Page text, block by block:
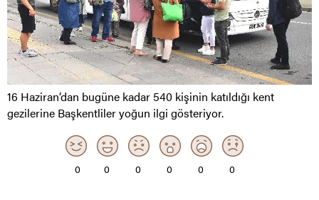
16 Haziran’dan bugüne kadar 540 kişinin katıldığı kent
gezilerine Başkentliler yoğun ilgi gösteriyor.
0 0 0 0 0 0